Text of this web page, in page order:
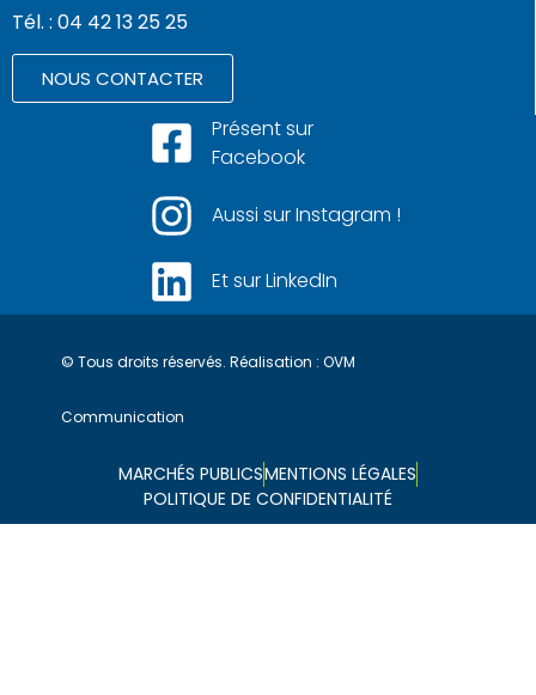
Tél. : 04 42 13 25 25
NOUS CONTACTER
Présent sur
Facebook
Aussi sur Instagram !
Et sur LinkedIn
© Tous droits réservés. Réalisation : OVM
Communication
MARCHÉS PUBLICSMENTIONS LÉGALES
POLITIQUE DE CONFIDENTIALITÉ